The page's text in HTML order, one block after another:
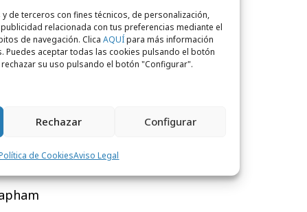
de terceros con fines técnicos, de personalización,
relacionada con tus preferencias mediante el
de navegación. Clica AQUÍpara más información
Puedes aceptar todas las cookies pulsando el botón
su uso pulsando el botón "Configurar".
Rechazar Configurar
de CookiesAviso Legal